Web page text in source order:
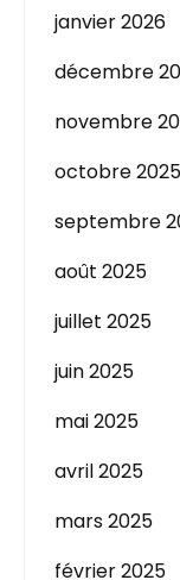
janvier 2026
décembre
novembre
octobre 2025
septembre
août 2025
juillet 2025
juin 2025
mai 2025
avril 2025
mars 2025
février 2025